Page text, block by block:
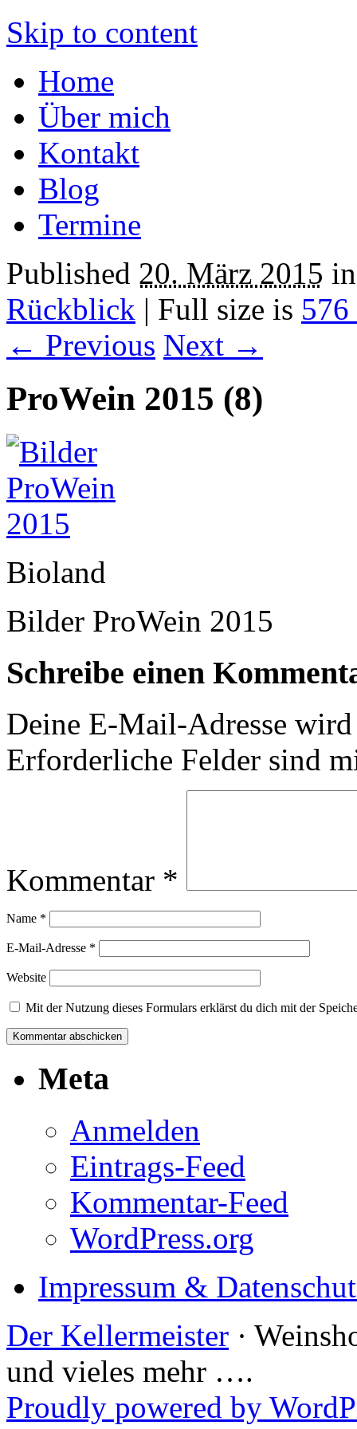
Der Kellermeister
Skip to content
Home
Über mich
Kontakt
Blog
Termine
Published 20. März 2015
Rückblick | Full size is
← Previous Next →
ProWein 2015 (8)
Bioland
Bilder ProWein 2015
Schreibe einen
Deine E-Mail-Adresse
Erforderliche Felder sind
Kommentar *
Name *
E-Mail-Adresse *
Website
Mit der Nutzung dieses Formulars erklärst du dich mit der
Meta
Anmelden
Eintrags-Feed
Kommentar-Feed
WordPress.org
Impressum &
Der Kellermeister ·
und vieles mehr ….
Proudly powered by